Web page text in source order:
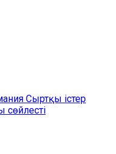
Сыртқы істер
сөйлесті